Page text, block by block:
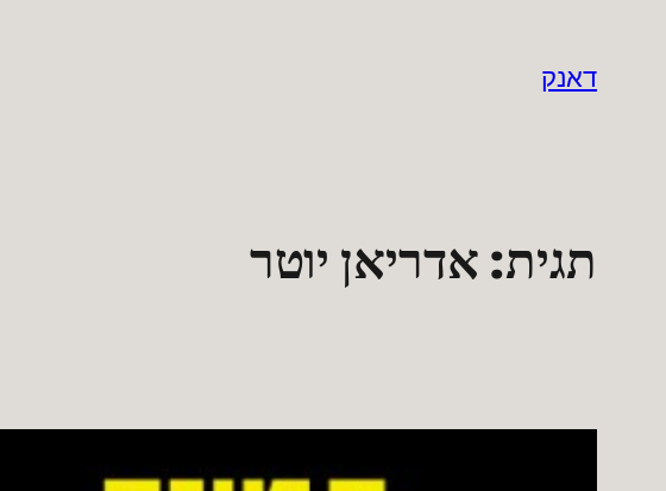
דאנק
תגית:אדריאן יוטר